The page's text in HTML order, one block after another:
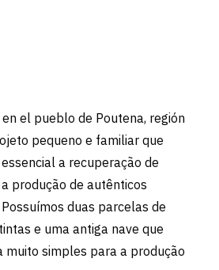
el pueblo de Poutena, región
pequeno e familiar que
a recuperação de
produção de autênticos
duas parcelas de
e uma antiga nave que
muito simples para a produção